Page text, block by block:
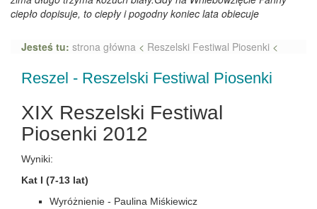
ciepło dopisuje, to ciepły i pogodny koniec lata obiecuje
Jesteś tu: strona główna < Reszelski Festiwal Piosenki <
Reszel - Reszelski Festiwal Piosenki
XIX Reszelski Festiwal
Piosenki 2012
Wyniki:
Kat I (7-13 lat)
Wyróżnienie - Paulina Miśkiewicz